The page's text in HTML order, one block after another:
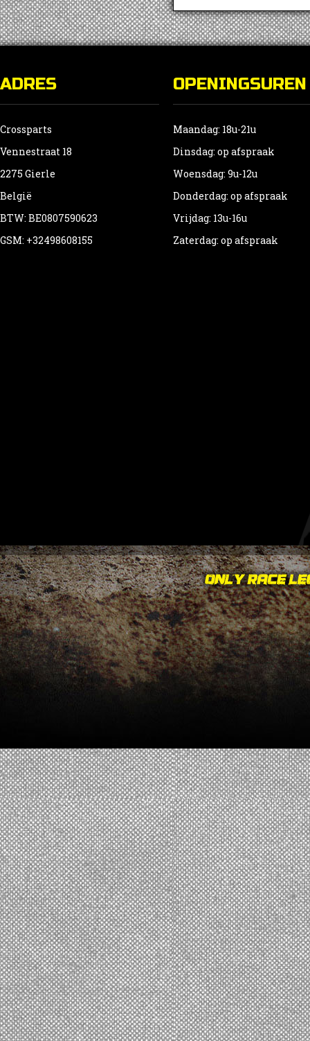
ADRES
Crossparts
Vennestraat 18
2275 Gierle
België
BTW: BE0807590623
GSM: +32498608155
OPENINGSUREN
Maandag: 18u-21u
Dinsdag: op afspraak
Woensdag: 9u-12u
Donderdag: op afspraak
Vrijdag: 13u-16u
Zaterdag: op afspraak